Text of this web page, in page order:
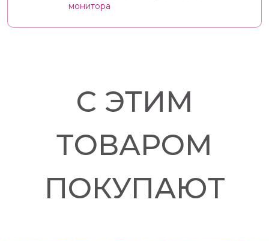
монитора
С ЭТИМ
ТОВАРОМ
ПОКУПАЮТ